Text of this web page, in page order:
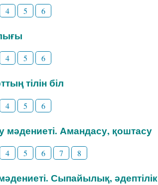
4 5 6
4 5 6
тілін біл
4 5 6
мәдениеті. Амандасу, қоштасу
4 5 6 7 8
Сыпайылық, әдептілік